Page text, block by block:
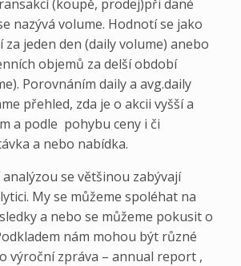
(koupě, prodej)při dané
nazývá volume. Hodnotí se jako
jeden den (daily volume) anebo
objemů za delší období
Porovnáním daily a avg.daily
přehled, zda je o akcii vyšší a
a podle pohybu ceny i či
a nebo nabídka.
se většinou zabývají
My se můžeme spoléhat na
a nebo se můžeme pokusit o
nám mohou být různé
výroční zpráva – annual report ,